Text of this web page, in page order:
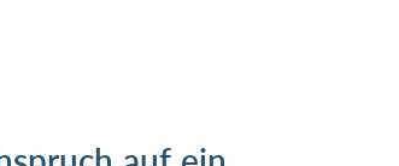
auf ein